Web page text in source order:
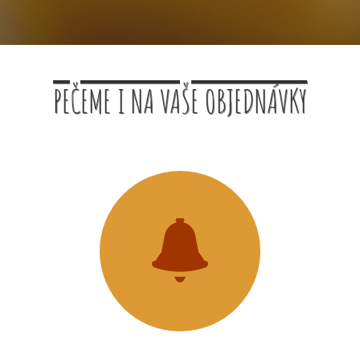
PEČEME I NA VAŠE OBJEDNÁVKY